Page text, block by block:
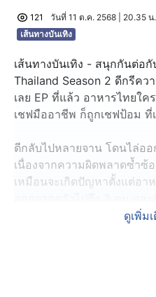
121
วันที่ 11 ต.ค. 2568 | 20.35 น.
เส้นทางบันเทิง
เส้นทางบันเทิง - สนุกกันต่อ
Thailand Season 2 ดีกรีค
เลย EP ที่แล้ว อาหารไทยใค
เชฟมืออาชีพ ก็ถูกเชฟป้อม ที่
ตีกลับไปหลายจาน โดนไล่อ
เนื่องจากความผิดพลาดซ้ำซ้
เหมือนจะเกิดปัญหาตั้งแต่อา
ดูเพิ่ม